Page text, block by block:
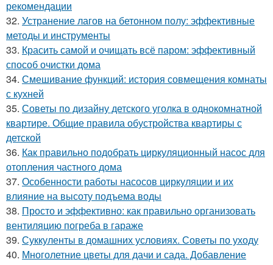
рекомендации
32. Устранение лагов на бетонном полу: эффективные
методы и инструменты
33. Красить самой и очищать всё паром: эффективный
способ очистки дома
34. Смешивание функций: история совмещения комнаты
с кухней
35. Советы по дизайну детского уголка в однокомнатной
квартире. Общие правила обустройства квартиры с
детской
36. Как правильно подобрать циркуляционный насос для
отопления частного дома
37. Особенности работы насосов циркуляции и их
влияние на высоту подъема воды
38. Просто и эффективно: как правильно организовать
вентиляцию погреба в гараже
39. Суккуленты в домашних условиях. Советы по уходу
40. Многолетние цветы для дачи и сада. Добавление